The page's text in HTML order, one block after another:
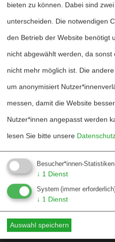
Heftarchiv
Dossierarchiv
Bestellen
Fördern
Kontakt
Mediadaten
Hinweise für Autor*innen
bieten zu können. Dabei sind
unterscheiden. Die notwendigen
den Betrieb der Website benötigt
nicht abgewählt werden, da
nicht mehr möglich ist. Die
um anonymisiert
messen, damit die Website
Nutzer*innen angepasst werden
lesen Sie bitte unsere
Besucher*innen-Statistiken
↓ 1 Dienst
System (immer
↓ 1 Dienst
Auswahl speichern